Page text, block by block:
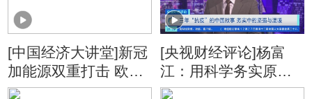
[中国经济大讲堂]新冠
加能源双重打击 欧洲
多国负债累累
[央视财经评论]杨富
江：用科学务实原则
换回三个宝贵“窗口期”